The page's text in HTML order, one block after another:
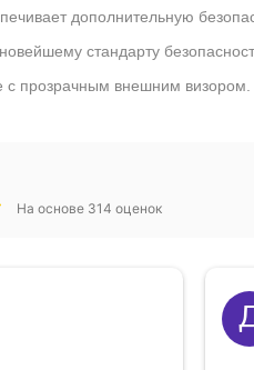
дополнительную
стандарту
с прозрачным внешним визором.